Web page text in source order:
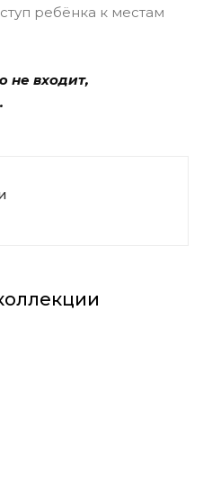
ребёнка к местам
не входит,